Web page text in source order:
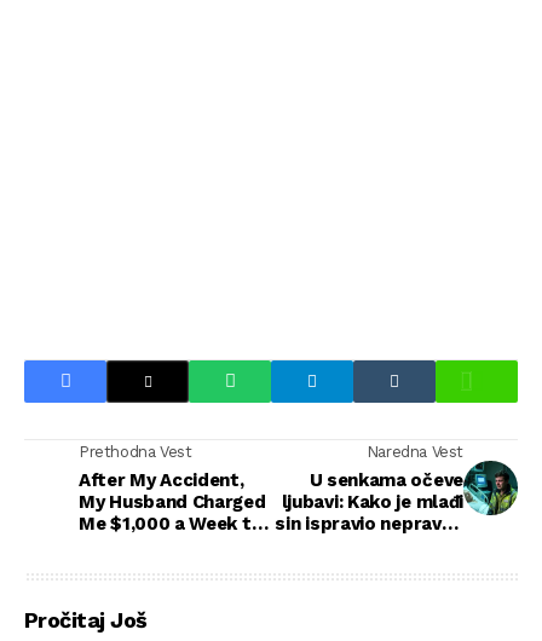
Prethodna Vest
After My Accident,
My Husband Charged
Me $1,000 a Week to
Naredna Vest
U senkama očeve
ljubavi: Kako je mlađi
sin ispravio nepravdu
Pročitaj Još